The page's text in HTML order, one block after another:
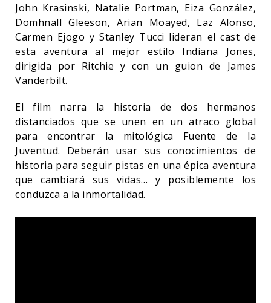
John Krasinski, Natalie Portman, Eiza González,
Domhnall Gleeson, Arian Moayed, Laz Alonso,
Carmen Ejogo y Stanley Tucci lideran el cast de
esta aventura al mejor estilo Indiana Jones,
dirigida por Ritchie y con un guion de James
Vanderbilt.
El film narra la historia de dos hermanos
distanciados que se unen en un atraco global
para encontrar la mitológica Fuente de la
Juventud. Deberán usar sus conocimientos de
historia para seguir pistas en una épica aventura
que cambiará sus vidas… y posiblemente los
conduzca a la inmortalidad.